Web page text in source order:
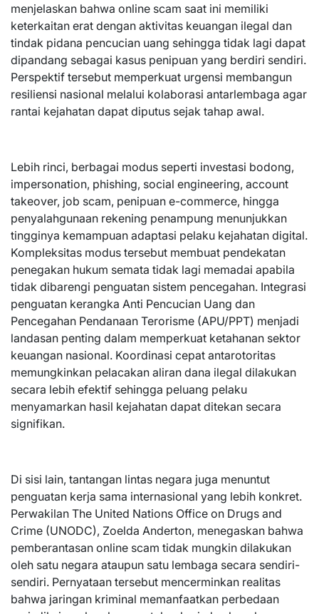
menjelaskan bahwa online scam saat ini memiliki
keterkaitan erat dengan aktivitas keuangan ilegal dan
tindak pidana pencucian uang sehingga tidak lagi dapat
dipandang sebagai kasus penipuan yang berdiri sendiri.
Perspektif tersebut memperkuat urgensi membangun
resiliensi nasional melalui kolaborasi antarlembaga agar
rantai kejahatan dapat diputus sejak tahap awal.
Lebih rinci, berbagai modus seperti investasi bodong,
impersonation, phishing, social engineering, account
takeover, job scam, penipuan e-commerce, hingga
penyalahgunaan rekening penampung menunjukkan
tingginya kemampuan adaptasi pelaku kejahatan digital.
Kompleksitas modus tersebut membuat pendekatan
penegakan hukum semata tidak lagi memadai apabila
tidak dibarengi penguatan sistem pencegahan. Integrasi
penguatan kerangka Anti Pencucian Uang dan
Pencegahan Pendanaan Terorisme (APU/PPT) menjadi
landasan penting dalam memperkuat ketahanan sektor
keuangan nasional. Koordinasi cepat antarotoritas
memungkinkan pelacakan aliran dana ilegal dilakukan
secara lebih efektif sehingga peluang pelaku
menyamarkan hasil kejahatan dapat ditekan secara
signifikan.
Di sisi lain, tantangan lintas negara juga menuntut
penguatan kerja sama internasional yang lebih konkret.
Perwakilan The United Nations Office on Drugs and
Crime (UNODC), Zoelda Anderton, menegaskan bahwa
pemberantasan online scam tidak mungkin dilakukan
oleh satu negara ataupun satu lembaga secara sendiri-
sendiri. Pernyataan tersebut mencerminkan realitas
bahwa jaringan kriminal memanfaatkan perbedaan